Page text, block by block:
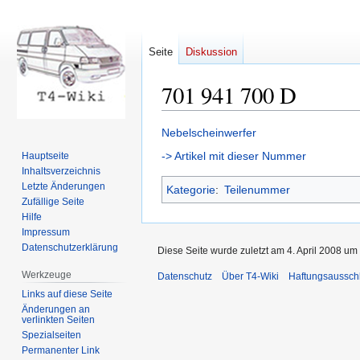
701 941 700 D
Zur
Navigation
Zur
Suche
Nebelscheinwerfer
-> Artikel mit dieser Nummer
Kategorie: Teilenummer
Seite Diskussion
Hauptseite
Inhaltsverzeichnis
Letzte Änderungen
Zufällige Seite
Hilfe
Impressum
Datenschutzerklärung
Werkzeuge
Links auf diese Seite
Änderungen an
verlinkten Seiten
Spezialseiten
Permanenter Link
Diese Seite wurde zuletzt am 4. April 2008
Datenschutz Über T4-Wiki